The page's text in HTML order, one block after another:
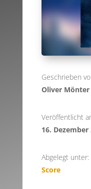
Geschrieben
Oliver Mönter
Veröffentlicht
16. Dezember
Abgelegt unter:
Score